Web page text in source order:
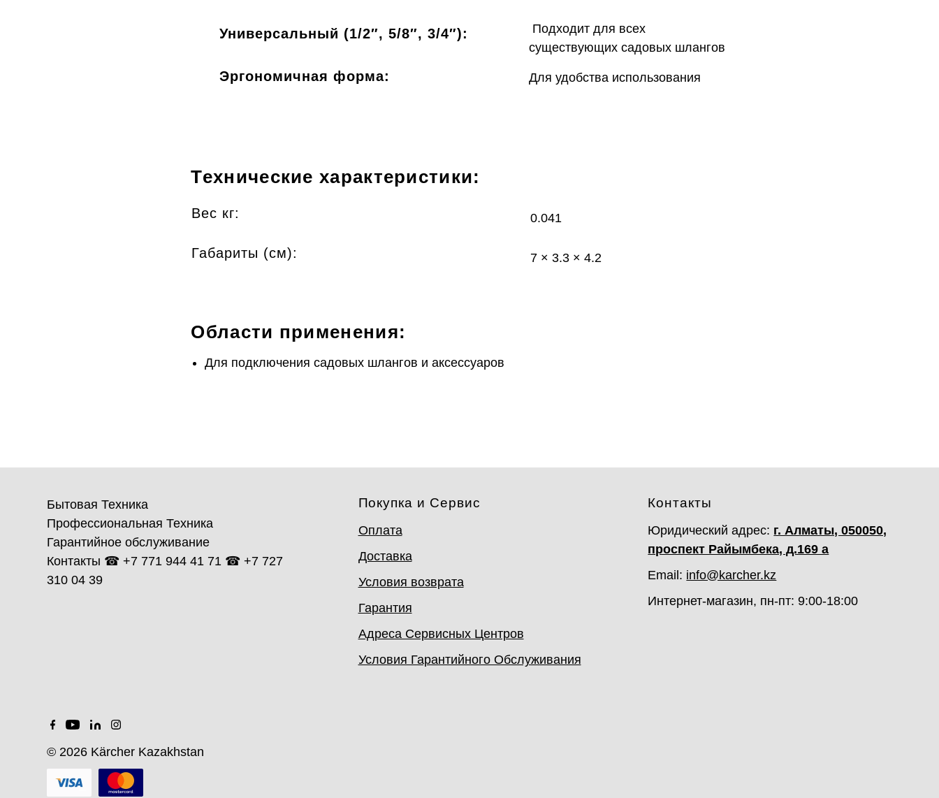
Универсальный (1/2″, 5/8″, 3/4″):
Подходит для всех
существующих садовых шлангов
Эргономичная форма: Для удобства использования
Технические характеристики:
Вес кг: 0.041
Габариты (cм): 7 × 3.3 × 4.2
Области применения:
Для подключения садовых шлангов и аксессуаров
Бытовая Техника
Профессиональная Техника
Гарантийное обслуживание
Контакты ☎ +7 771 944 41 71 ☎ +7 727
310 04 39
Покупка и Сервис
Оплата
Доставка
Условия возврата
Гарантия
Адреса Сервисных Центров
Условия Гарантийного Обслуживания
Контакты
Юридический адрес: г. Алматы, 050050,
проспект Райымбека, д.169 а
Email: info@karcher.kz
Интернет-магазин, пн-пт: 9:00-18:00
© 2026 Kärcher Kazakhstan